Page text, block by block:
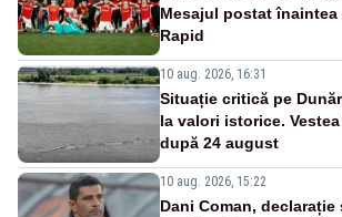
Mesajul postat
Rapid
10 aug. 2026, 16:31
Situație critică pe
la valori istorice.
după 24 august
10 aug. 2026, 15:22
Dani Coman,